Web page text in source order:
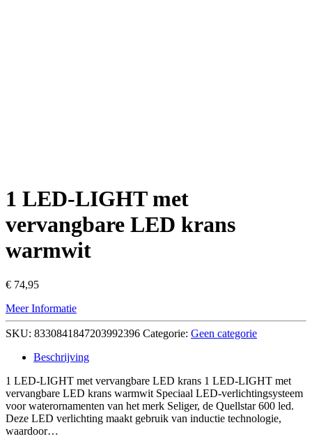
1 LED-LIGHT met
vervangbare LED krans
warmwit
€ 74,95
Meer Informatie
SKU: 8330841847203992396 Categorie: Geen categorie
Beschrijving
1 LED-LIGHT met vervangbare LED krans 1 LED-LIGHT met
vervangbare LED krans warmwit Speciaal LED-verlichtingsysteem
voor waterornamenten van het merk Seliger, de Quellstar 600 led.
Deze LED verlichting maakt gebruik van inductie technologie,
waardoor…